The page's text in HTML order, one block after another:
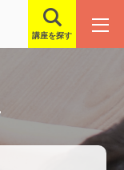
講座を探す